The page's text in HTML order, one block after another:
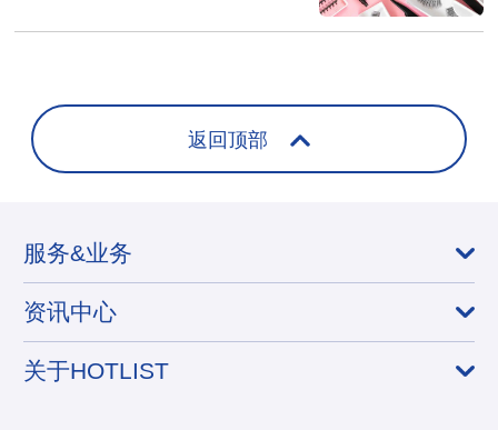
返回顶部
服务&业务
资讯中心
关于HOTLIST